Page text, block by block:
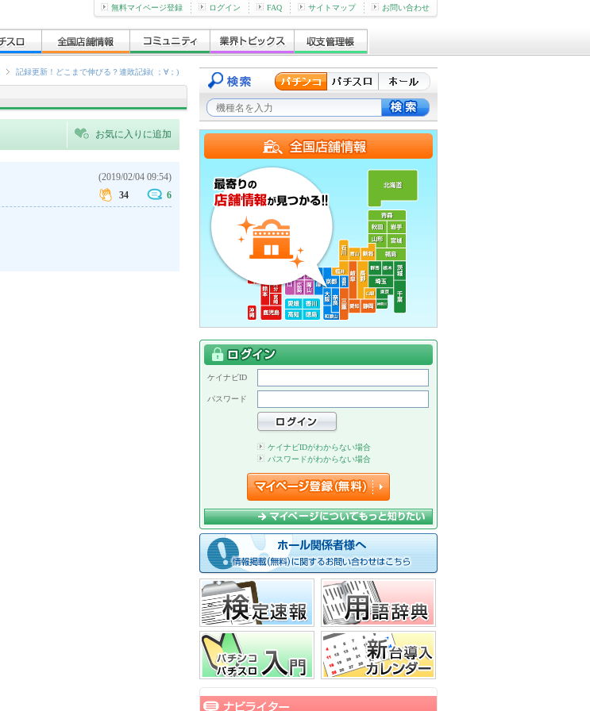
無料マイページ登録 ログイン FAQ サイトマップ お問い合わせ
記録更新！どこまで伸びる？連敗記録( ；∀；)
お気に入りに追加
(2019/02/04 09:54)
34
6
ケイナビID
パスワード
ケイナビIDがわからない場合
パスワードがわからない場合